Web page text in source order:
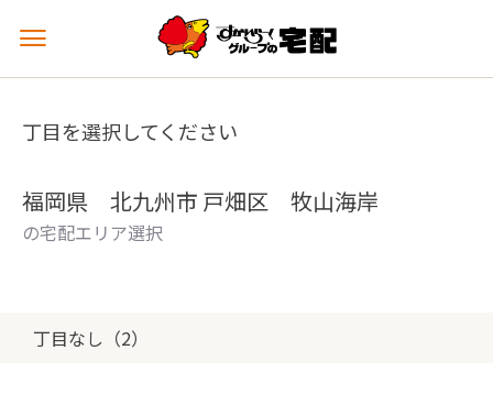
メ
ュ
を
丁目を選択してください
福岡県 北九州市 戸畑区 牧山海岸
の宅配エリア選択
丁目なし（2）